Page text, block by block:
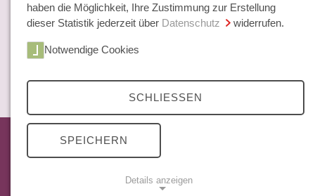
Home
Bücher / E-Books
haben die Möglichkeit, Ihre Zustimmung zur Erstellung
dieser Statistik jederzeit über Datenschutz widerrufen.
Notwendige Cookies
SCHLIESSEN
SPEICHERN
Details anzeigen